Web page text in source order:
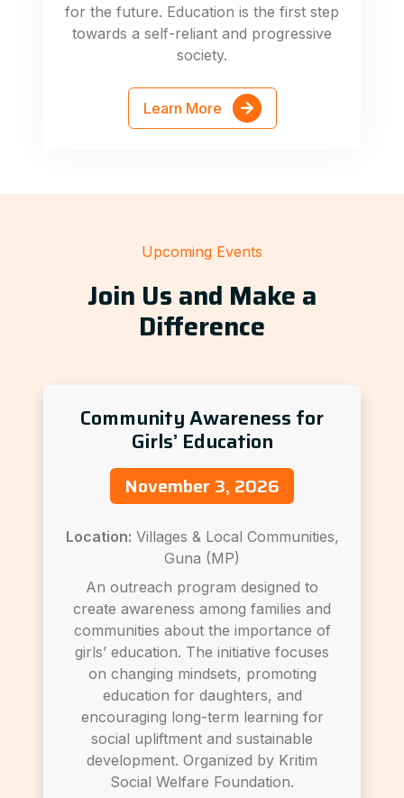
for the future. Education is the first step
towards a self-reliant and progressive
society.
Learn More
Upcoming Events
Join Us and Make a
Difference
Community Awareness for
Girls’ Education
November 3, 2026
Location: Villages & Local Communities,
Guna (MP)
An outreach program designed to
create awareness among families and
communities about the importance of
girls’ education. The initiative focuses
on changing mindsets, promoting
education for daughters, and
encouraging long-term learning for
social upliftment and sustainable
development. Organized by Kritim
Social Welfare Foundation.